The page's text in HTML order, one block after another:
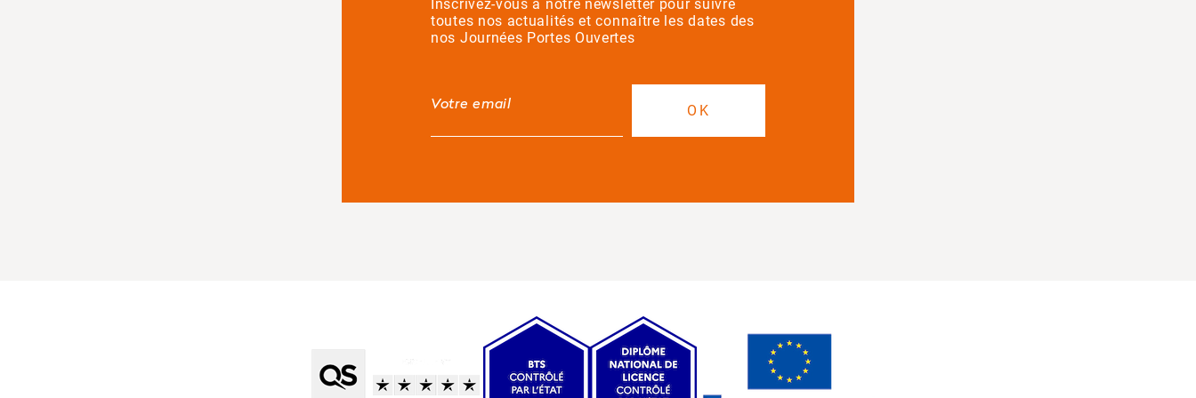
Inscrivez-vous à notre newsletter pour suivre
toutes nos actualités et connaître les dates des
nos Journées Portes Ouvertes